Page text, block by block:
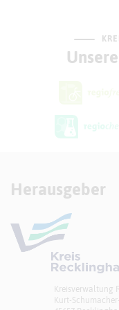
Herausgeber
Kreisverwaltung
Kurt-